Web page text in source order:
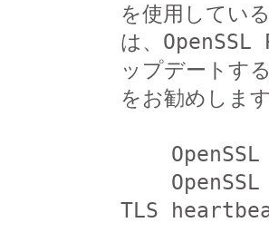
を使用してい
は、
ップデートす
をお勧めしま
TLS